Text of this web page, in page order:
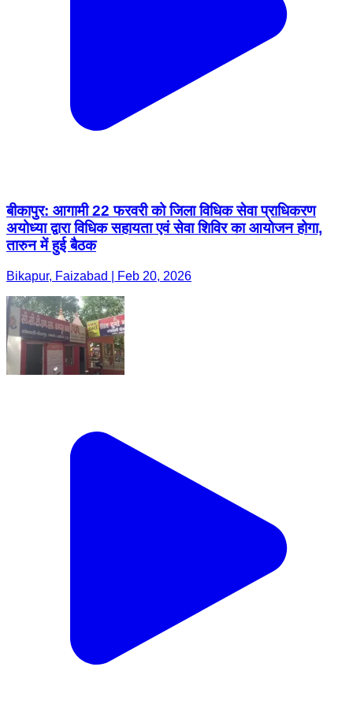
बीकापुर: आगामी 22 फरवरी को जिला विधिक सेवा प्राधिकरण
अयोध्या द्वारा विधिक सहायता एवं सेवा शिविर का आयोजन होगा,
तारुन में हुई बैठक
Bikapur, Faizabad | Feb 20, 2026